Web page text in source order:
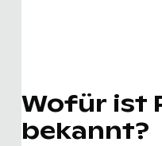
Wofür ist
bekannt?